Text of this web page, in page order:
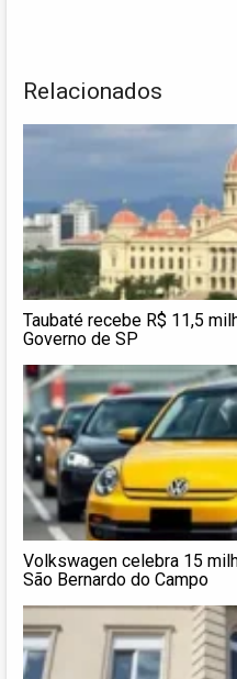
Relacionados
Taubaté recebe R$ 11,5
Governo de SP
Volkswagen celebra 15
São Bernardo do Campo